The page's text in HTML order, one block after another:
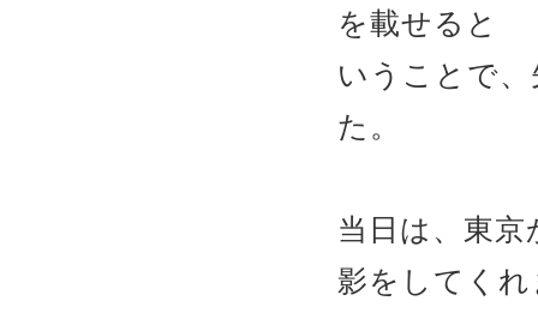
を載せると
いうことで
た。
当日は、東
影をしてく